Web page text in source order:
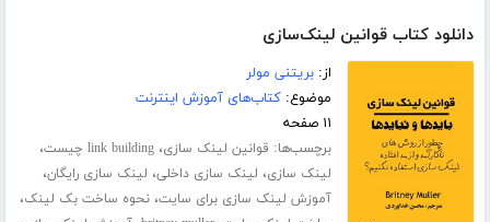
دانلود کتاب قوانین لینک‌سازی
از:بریتنی مولر
موضوع:کتاب‌های آموزش اینترنت
۱۱ صفحه
برچسب‌ها: قوانین لینک سازی،link building چیست ،
لینک سازی، لینک سازی داخلی، لینک سازی رایگان،
آموزش لینک سازی برای سایت،نحوه ساخت بک لینک،